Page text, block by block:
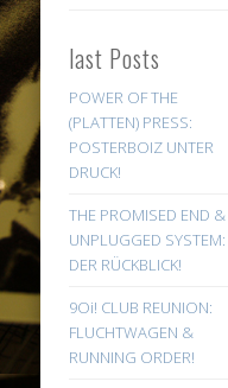
last Posts
POWER OF THE
(PLATTEN) PRESS:
POSTERBOIZ UNTER
DRUCK!
THE PROMISED END &
UNPLUGGED SYSTEM:
DER RÜCKBLICK!
9Oi! CLUB REUNION:
FLUCHTWAGEN &
RUNNING ORDER!